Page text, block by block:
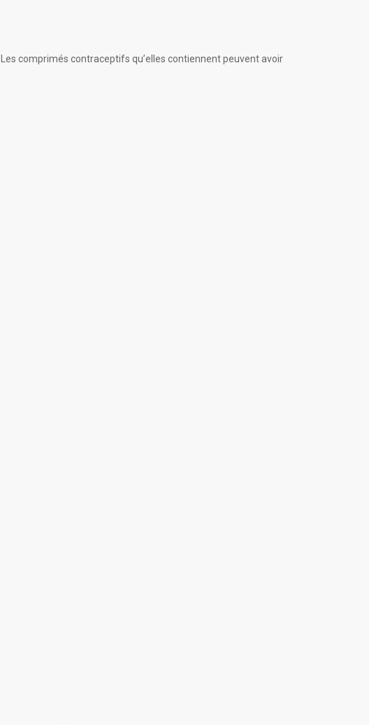
comprimés contraceptifs qu’elles contiennent peuvent avoir